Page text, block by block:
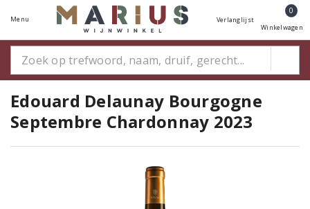
Menu Verlanglijst
0
Winkelwagen
Edouard Delaunay Bourgogne
Septembre Chardonnay 2023